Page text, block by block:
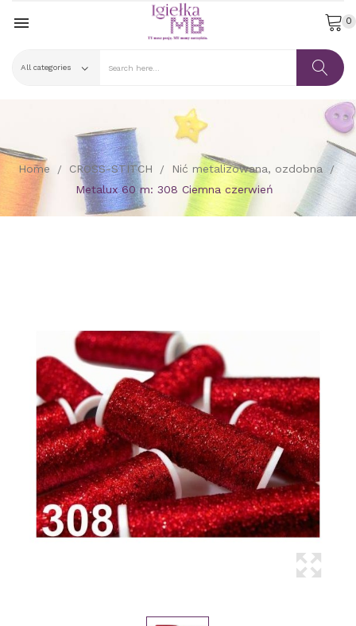
 0
Home CROSS-STITCH
Nić metalizowana, ozdobna
Metalux 60 m: 308 Ciemna czerwień